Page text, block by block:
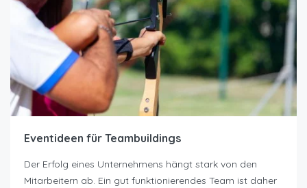
Eventideen für Teambuildings
Der Erfolg eines Unternehmens hängt stark von den
Mitarbeitern ab. Ein gut funktionierendes Team ist daher